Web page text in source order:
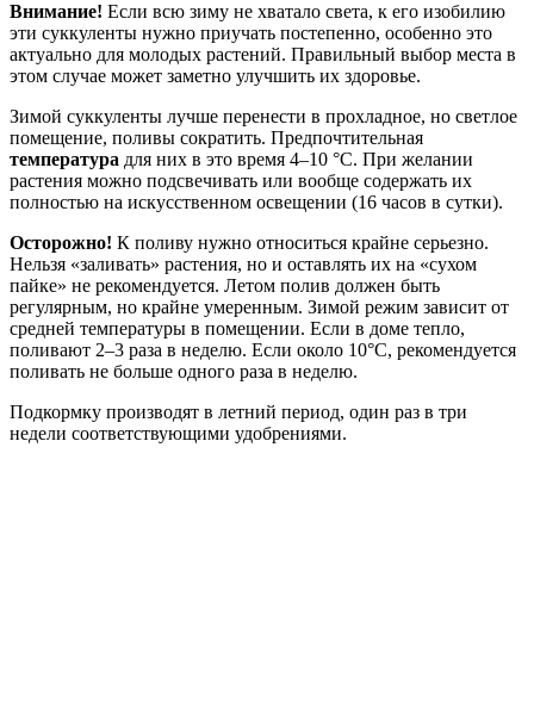
Внимание! Если всю зиму не хватало света, к его изобилию
эти суккуленты нужно приучать постепенно, особенно это
актуально для молодых растений. Правильный выбор места в
этом случае может заметно улучшить их здоровье.
Зимой суккуленты лучше перенести в прохладное, но светлое
помещение, поливы сократить. Предпочтительная
температура для них в это время 4–10 °C. При желании
растения можно подсвечивать или вообще содержать их
полностью на искусственном освещении (16 часов в сутки).
Осторожно! К поливу нужно относиться крайне серьезно.
Нельзя «заливать» растения, но и оставлять их на «сухом
пайке» не рекомендуется. Летом полив должен быть
регулярным, но крайне умеренным. Зимой режим зависит от
средней температуры в помещении. Если в доме тепло,
поливают 2–3 раза в неделю. Если около 10°C, рекомендуется
поливать не больше одного раза в неделю.
Подкормку производят в летний период, один раз в три
недели соответствующими удобрениями.